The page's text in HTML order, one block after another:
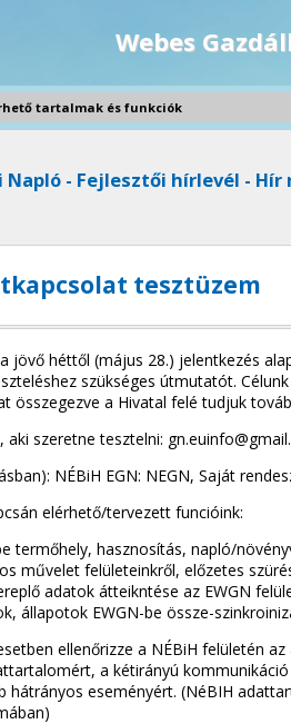
Webes
tartalmak és funkciók
Napló - Fejlesztői hírlevél - Hír
tesztüzem
jövő héttől (május 28.) jelentkezés
szükséges útmutatót.
összegezve a Hivatal felé tudjuk
aki szeretne tesztelni:
NÉBiH EGN: NEGN, Saját
elérhető/tervezett funcióink:
termőhely, hasznosítás, napló/
művelet felületeinkről, előzetes
adatok átteikntése az EWGN
állapotok EWGN-be össze-
ellenőrizze a NÉBiH felületén
a kétirányú
hátrányos eseményért. (NéBIH